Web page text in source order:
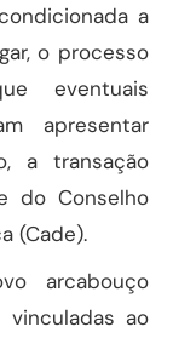
a
o processo
eventuais
apresentar
a transação
do Conselho
(Cade).
arcabouço
vinculadas ao